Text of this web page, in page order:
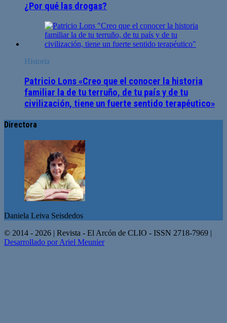
¿Por qué las drogas?
Historia
Patricio Lons «Creo que el conocer la historia
familiar la de tu terruño, de tu país y de tu
civilización, tiene un fuerte sentido terapéutico»
Directora
Daniela Leiva Seisdedos
© 2014 - 2026 | Revista - El Arcón de CLIO - ISSN 2718-7969 |
Desarrollado por Ariel Meunier